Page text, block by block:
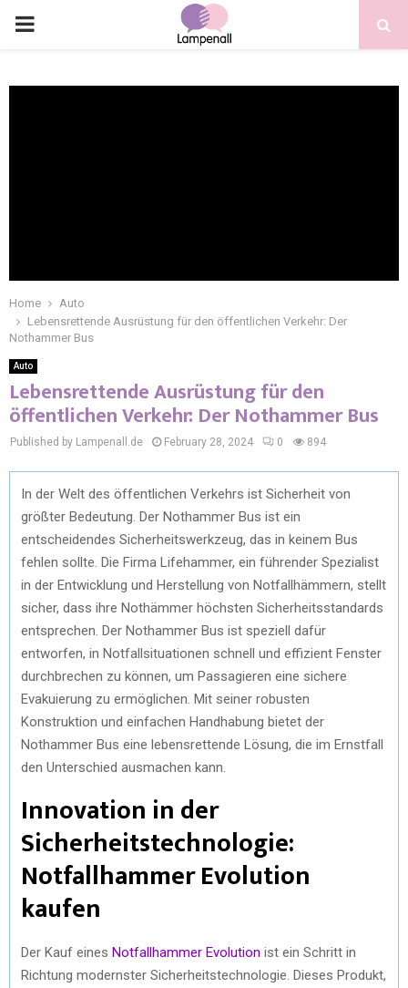
Home
Auto
Lebensrettende Ausrüstung für den öffentlichen Verkehr: Der
Nothammer Bus
Auto
Lebensrettende Ausrüstung für den
öffentlichen Verkehr: Der Nothammer Bus
Published by Lampenall.de February 28, 2024 0 894
In der Welt des öffentlichen Verkehrs ist Sicherheit von
größter Bedeutung. Der Nothammer Bus ist ein
entscheidendes Sicherheitswerkzeug, das in keinem Bus
fehlen sollte. Die Firma Lifehammer, ein führender Spezialist
in der Entwicklung und Herstellung von Notfallhämmern, stellt
sicher, dass ihre Nothämmer höchsten Sicherheitsstandards
entsprechen. Der Nothammer Bus ist speziell dafür
entworfen, in Notfallsituationen schnell und effizient Fenster
durchbrechen zu können, um Passagieren eine sichere
Evakuierung zu ermöglichen. Mit seiner robusten
Konstruktion und einfachen Handhabung bietet der
Nothammer Bus eine lebensrettende Lösung, die im Ernstfall
den Unterschied ausmachen kann.
Innovation in der
Sicherheitstechnologie:
Notfallhammer Evolution
kaufen
Der Kauf eines Notfallhammer Evolution ist ein Schritt in
Richtung modernster Sicherheitstechnologie. Dieses Produkt,